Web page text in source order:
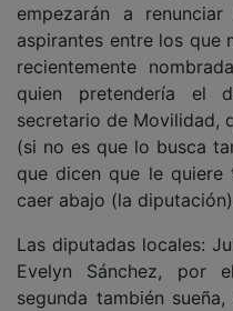
empezarán a
aspirantes entre los que
recientemente
quien pretendería el
secretario de Movilidad,
(si no es que lo busca
que dicen que le
caer abajo (la
Las diputadas locales:
Evelyn Sánchez, por
segunda también